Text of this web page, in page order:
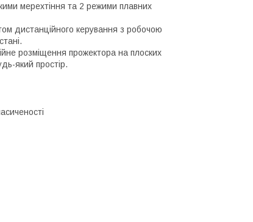
мерехтіння та 2 режими плавних
дистанційного керування з робочою
розміщення прожектора на плоских
який простір.